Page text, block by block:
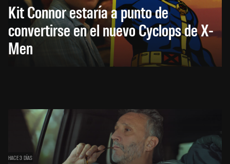
Kit Connor estaría a punto de
convertirse en el nuevo Cyclops de X-
Men
HACE 3 DÍAS